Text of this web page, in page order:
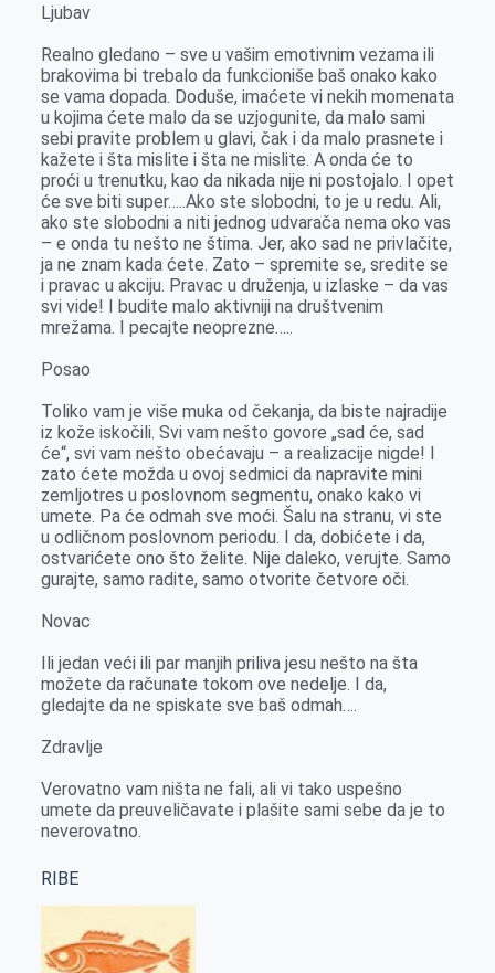
Ljubav
Realno gledano – sve u vašim emotivnim vezama ili
brakovima bi trebalo da funkcioniše baš onako kako
se vama dopada. Doduše, imaćete vi nekih momenata
u kojima ćete malo da se uzjogunite, da malo sami
sebi pravite problem u glavi, čak i da malo prasnete i
kažete i šta mislite i šta ne mislite. A onda će to
proći u trenutku, kao da nikada nije ni postojalo. I opet
će sve biti super…..Ako ste slobodni, to je u redu. Ali,
ako ste slobodni a niti jednog udvarača nema oko vas
– e onda tu nešto ne štima. Jer, ako sad ne privlačite,
ja ne znam kada ćete. Zato – spremite se, sredite se
i pravac u akciju. Pravac u druženja, u izlaske – da vas
svi vide! I budite malo aktivniji na društvenim
mrežama. I pecajte neoprezne…..
Posao
Toliko vam je više muka od čekanja, da biste najradije
iz kože iskočili. Svi vam nešto govore „sad će, sad
će“, svi vam nešto obećavaju – a realizacije nigde! I
zato ćete možda u ovoj sedmici da napravite mini
zemljotres u poslovnom segmentu, onako kako vi
umete. Pa će odmah sve moći. Šalu na stranu, vi ste
u odličnom poslovnom periodu. I da, dobićete i da,
ostvarićete ono što želite. Nije daleko, verujte. Samo
gurajte, samo radite, samo otvorite četvore oči.
Novac
Ili jedan veći ili par manjih priliva jesu nešto na šta
možete da računate tokom ove nedelje. I da,
gledajte da ne spiskate sve baš odmah….
Zdravlje
Verovatno vam ništa ne fali, ali vi tako uspešno
umete da preuveličavate i plašite sami sebe da je to
neverovatno.
RIBE